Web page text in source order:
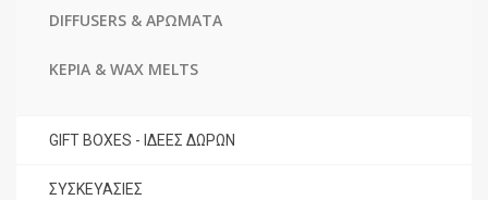
DIFFUSERS & ΑΡΏΜΑΤΑ
ΚΕΡΙΆ & WAX MELTS
GIFT BOXES - ΙΔΈΕΣ ΔΏΡΩΝ
ΣΥΣΚΕΥΑΣΊΕΣ